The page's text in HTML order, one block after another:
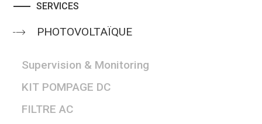
SERVICES
PHOTOVOLTAÏQUE
Supervision & Monitoring
KIT POMPAGE DC
FILTRE AC